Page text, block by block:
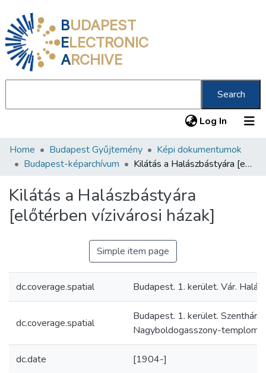
BUDAPEST
ELECTRONIC
ARCHIVE
Search
Log In (current)
Communities & Collections
Statistics
About us
Home Budapest Gyűjtemény
Képi dokumentumok
Budapest-képarchívum
Kilátás a Halászbástyára [előtérben vízivárosi házak]
Kilátás a Halászbástyára
[előtérben vízivárosi házak]
Simple item page
dc.coverage.spatial Budapest. 1. kerület. Vár.
dc.coverage.spatial
Budapest. 1. kerület.
Nagyboldogasszony-templom
dc.date [1904-]